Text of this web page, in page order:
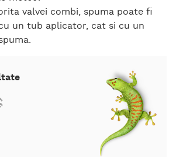
valvei combi, spuma poate fi
un tub aplicator, cat si cu un